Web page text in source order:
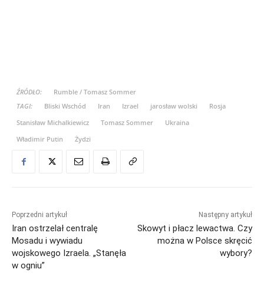
ŹRÓDŁO:
Rumble / Tomasz Sommer
TAGI:
Bliski Wschód Iran Izrael jarosław wolski
Rosja
Stanisław Michalkiewicz
Tomasz Sommer
Ukraina
Władimir Putin
Żydzi
Poprzedni artykuł
Iran ostrzelał centralę
Mosadu i wywiadu
wojskowego Izraela. „Stanęła
w ogniu”
Następny artykuł
Skowyt i płacz lewactwa. Czy
można w Polsce skręcić
wybory?